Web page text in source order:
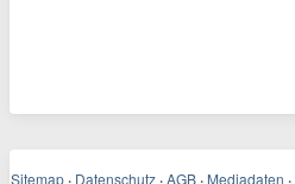
Sitemap · Datenschutz · AGB · Mediadaten ·